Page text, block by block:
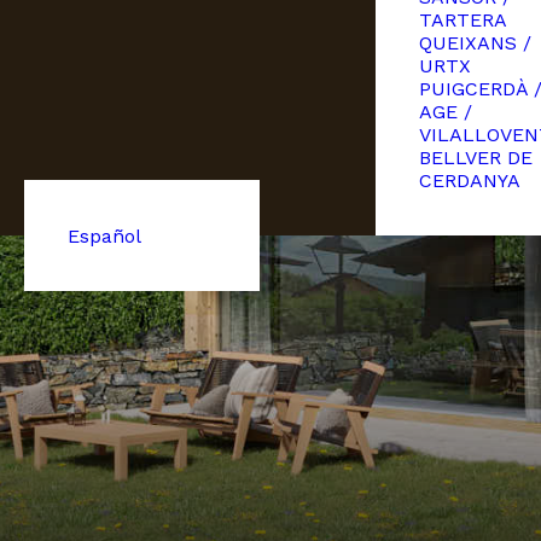
Español
TARTERA
QUEIXANS /
URTX
PUIGCERDÀ /
AGE /
BELLVER DE
CERDANYA